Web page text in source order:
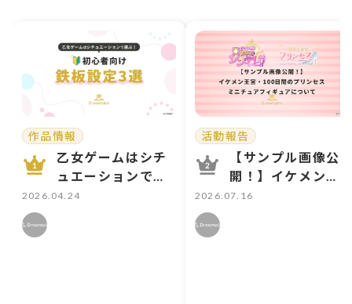
作品情報
乙女ゲームはシチ
ュエーションで選
ぶ！ 初心者向け鉄
2026.04.24
活動報告
【サンプル画像公
開！】イケメン王
宮・100日間のプ
2026.07.16